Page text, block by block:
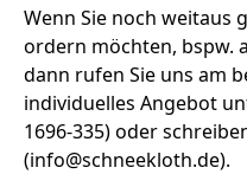
Wenn Sie noch weitaus
ordern möchten, bspw.
dann rufen Sie uns am
individuelles Angebot
1696-335) oder
(info@schneekloth.de).